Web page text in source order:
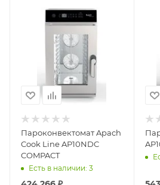
Пароконвектомат Apach
Cook Line AP10NDC
COMPACT
Есть в наличии: 3